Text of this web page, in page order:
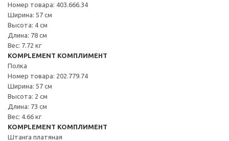
Номер товара: 403.666.34
Ширина: 57 см
Высота: 4 см
Длина: 78 см
Вес: 7.72 кг
KOMPLEMENT КОМПЛИМЕНТ
Полка
Номер товара: 202.779.74
Ширина: 57 см
Высота: 2 см
Длина: 73 см
Вес: 4.66 кг
KOMPLEMENT КОМПЛИМЕНТ
Штанга платяная